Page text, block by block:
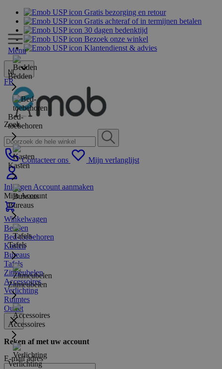
Gratis bezorging en retour
Gratis achteraf of in termijnen betalen
30 dagen bedenktijd
Bezoek onze winkel
Klantendienst & advies
NL
FR
Zoek
Contacteer ons Mijn verlanglijst
Inloggen Account aanmaken
Mijn Account
Winkelwagen
Menu
Bedden
Bed-
toebehoren
Kasten
Bureaus
Tafels
Zitmeubelen
Accessoires
Verlichting
Bedden
Bed-toebehoren
Kasten
Bureaus
Tafels
Zitmeubelen
Accessoires
Verlichting
Ruimtes
Outlet
Reken af met uw account
E-mail adres